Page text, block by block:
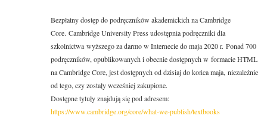
Bezpłatny dostęp do podręczników akademickich na Cambridge
Core. Cambridge University Press udostępnia podręczniki dla
szkolnictwa wyższego za darmo w Internecie do maja 2020 r. Ponad 700
podręczników, opublikowanych i obecnie dostępnych w formacie HTML
na Cambridge Core, jest dostępnych od dzisiaj do końca maja, niezależnie
od tego, czy zostały wcześniej zakupione.
Dostępne tytuły znajdują się pod adresem:
https://www.cambridge.org/core/what-we-publish/textbooks